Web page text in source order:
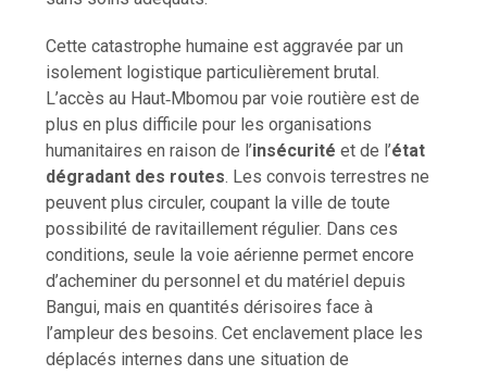
Cette catastrophe humaine est aggravée par un
isolement logistique particulièrement brutal.
L’accès au Haut‑Mbomou par voie routière est de
plus en plus difficile pour les organisations
humanitaires en raison de l’insécurité et de l’état
dégradant des routes. Les convois terrestres ne
peuvent plus circuler, coupant la ville de toute
possibilité de ravitaillement régulier. Dans ces
conditions, seule la voie aérienne permet encore
d’acheminer du personnel et du matériel depuis
Bangui, mais en quantités dérisoires face à
l’ampleur des besoins. Cet enclavement place les
déplacés internes dans une situation de